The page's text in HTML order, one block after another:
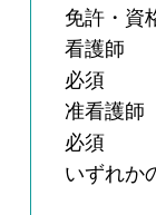
免許・資
看護師
必須
准看護師
必須
いずれか